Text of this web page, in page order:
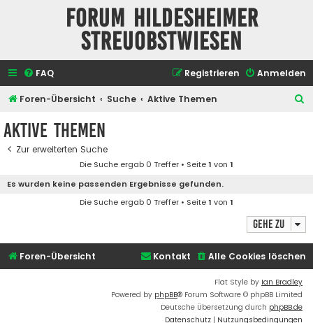
Forum Hildesheimer
Streuobstwiesen
FAQ Anmelden
Registrieren
Foren-Übersicht Suche Aktive Themen
Aktive Themen
Zur erweiterten Suche
Die Suche ergab 0 Treffer • Seite1 von 1
Es wurden keine passenden Ergebnisse gefunden.
Die Suche ergab 0 Treffer • Seite1 von 1
Gehe zu
Foren-Übersicht Alle Cookies löschen
Kontakt
Flat Style by Ian Bradley
Powered by phpBB® Forum Software © phpBB Limited
Deutsche Übersetzung durch phpBB.de
Datenschutz | Nutzungsbedingungen